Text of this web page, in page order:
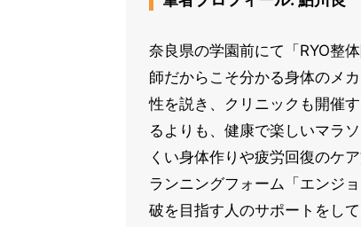
奈良県の学園前にて「RYO整
師だからこそ分かる身体のメ
性を説き、クリニックも開催
るよりも、健康で楽しいマラ
くい身体作りや疲労回復のケ
ランニングフォーム「エンジ
破を目指す人のサポートをし